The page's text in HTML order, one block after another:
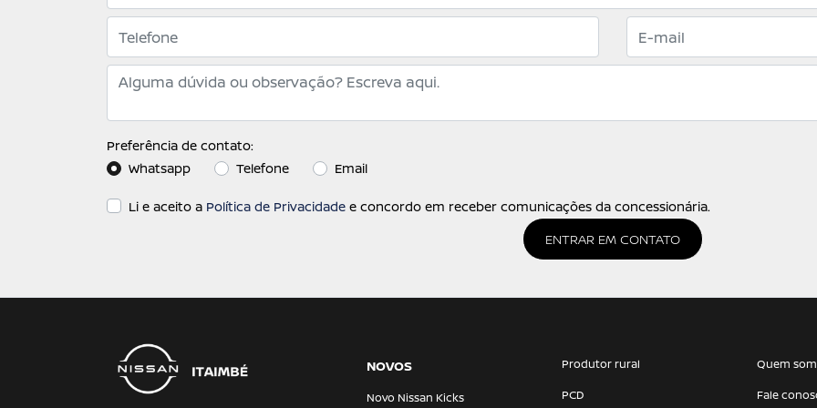
Preferência de contato:
Whatsapp
Telefone Email
Li e aceito a Política de Privacidade e concordo em receber comunicações da concessionária.
ENTRAR EM CONTATO
NOVOS
Novo Nissan Kicks
Produtor rural
PCD
Quem
Fale